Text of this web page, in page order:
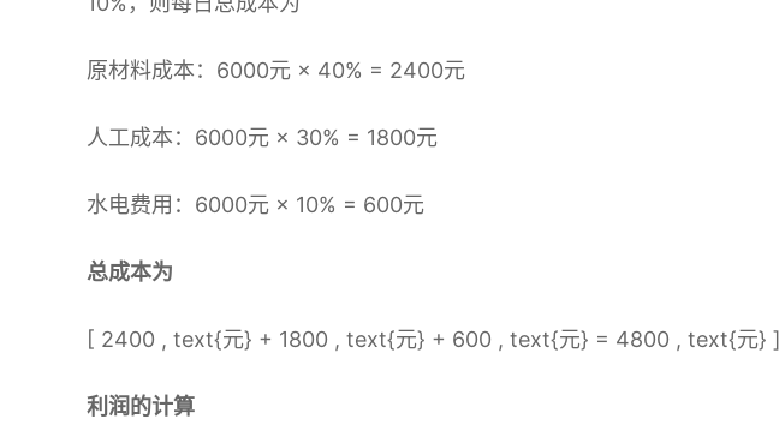
原材料成本：6000元 × 40% = 2400元
人工成本：6000元 × 30% = 1800元
水电费用：6000元 × 10% = 600元
总成本为
[ 2400 , text{元} + 1800 , text{元} + 600 , text{元} = 4800 , text{元} ]
利润的计算